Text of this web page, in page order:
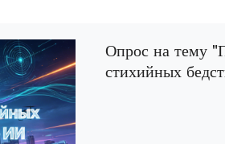
Опрос на тему
стихийных